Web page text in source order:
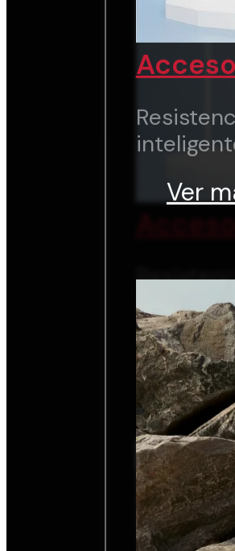
Ver
Ver